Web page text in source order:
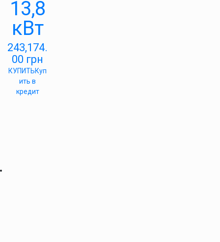
13,8
кВт
243,174.
00 грн
КУПИТЬКуп
ить в
кредит